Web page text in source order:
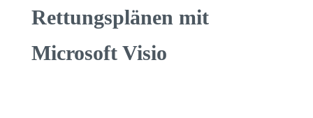
Rettungsplänen mit
Microsoft Visio